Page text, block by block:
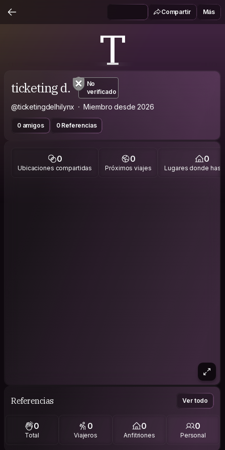
Compartir Más
T
ticketing d.
No
verificado
@ticketingdelhilynx Miembro desde 2026
0 amigos 0 Referencias
0
Ubicaciones compartidas
0
Próximos viajes
0
Lugares donde has
Referencias Ver todo
0
Total
0
Viajeros
0
Anfitriones
0
Personal